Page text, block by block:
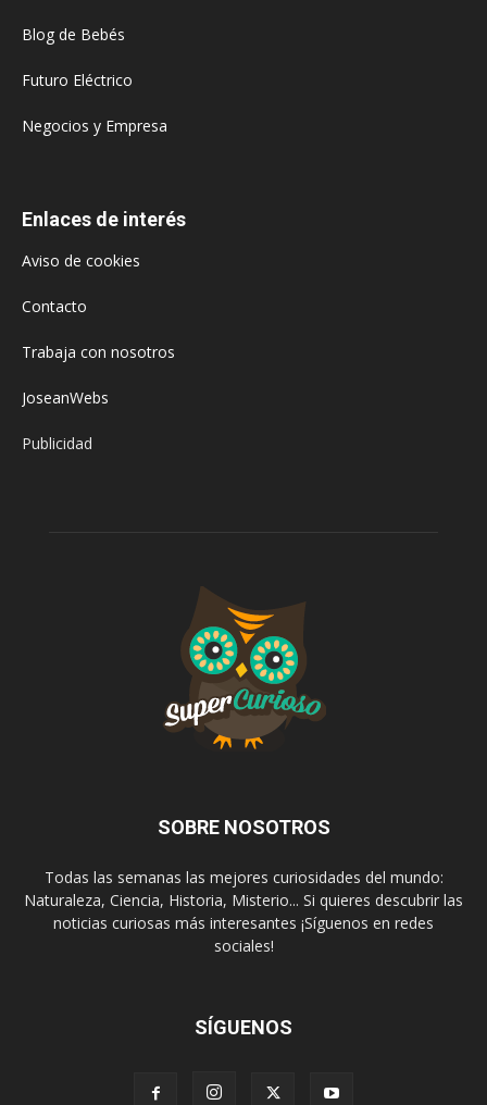
Blog de Bebés
Futuro Eléctrico
Negocios y Empresa
Enlaces de interés
Aviso de cookies
Contacto
Trabaja con nosotros
JoseanWebs
Publicidad
SOBRE NOSOTROS
Todas las semanas las mejores curiosidades del mundo:
Naturaleza, Ciencia, Historia, Misterio... Si quieres descubrir las
noticias curiosas más interesantes ¡Síguenos en redes
sociales!
SÍGUENOS